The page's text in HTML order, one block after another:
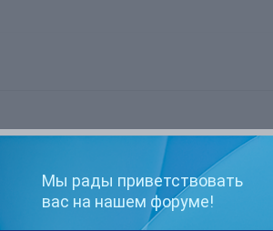
Страница 2 из 5
Мы рады приветствовать
вас на нашем форуме!